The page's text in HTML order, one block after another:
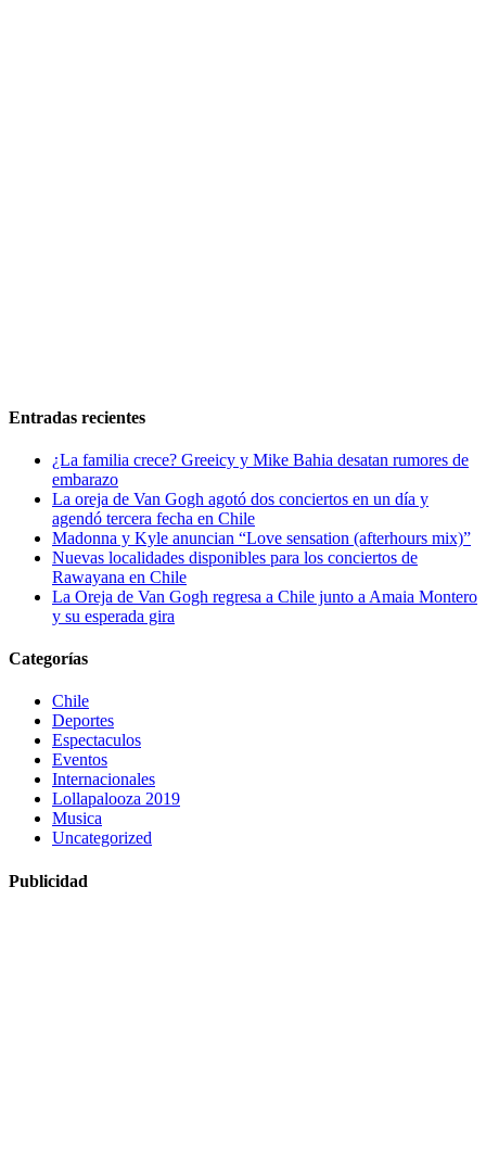
Entradas recientes
¿La familia crece? Greeicy y Mike Bahia desatan rumores de
embarazo
La oreja de Van Gogh agotó dos conciertos en un día y
agendó tercera fecha en Chile
Madonna y Kyle anuncian “Love sensation (afterhours mix)”
Nuevas localidades disponibles para los conciertos de
Rawayana en Chile
La Oreja de Van Gogh regresa a Chile junto a Amaia Montero
y su esperada gira
Categorías
Chile
Deportes
Espectaculos
Eventos
Internacionales
Lollapalooza 2019
Musica
Uncategorized
Publicidad